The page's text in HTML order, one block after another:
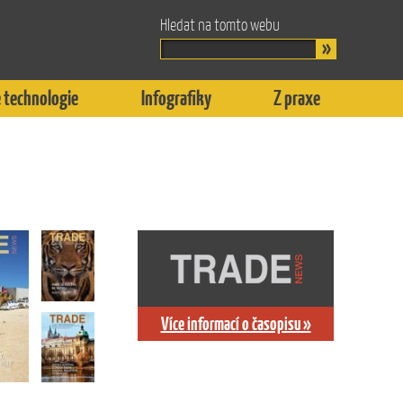
Hledat na tomto webu
technologie Infografiky Z praxe
Více informací o časopisu »